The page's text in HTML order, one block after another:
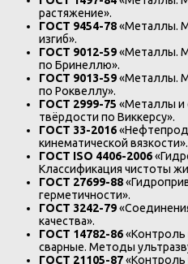
растяжение».
ГОСТ 9454-78«Металлы.
изгиб».
ГОСТ 9012-59«Металлы.
по Бринеллю».
ГОСТ 9013-59«Металлы.
по Роквеллу».
ГОСТ 2999-75 «Металлы и
твёрдости по Виккерсу».
ГОСТ 33-2016
кинематической вязкости».
ГОСТ ISO 4406-2006
Классификация чистоты
ГОСТ 27699-88
герметичности».
ГОСТ 3242-79
качества».
ГОСТ 14782-86
сварные. Методы
ГОСТ 21105-87